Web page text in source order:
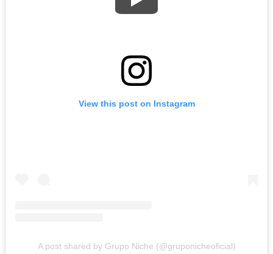
View this post on Instagram
A post shared by Grupo Niche (@gruponicheoficial)